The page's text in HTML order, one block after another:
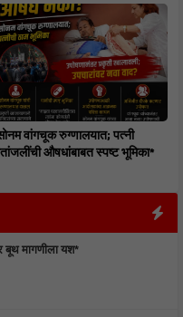
वांगचूक रुग्णालयात; पत्नी
औषधांबाबत स्पष्ट भूमिका*
बूथ मागणीला यश*